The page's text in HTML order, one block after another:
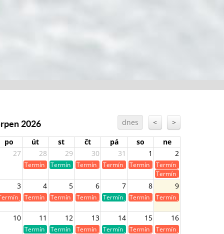
2026 dnes < >
po út st čt pá so
ne
27
28 29 30 31 1 2
Termín je již obsazen
Termín je volnýTermín je již obsazen
Termín je již obsazen
Termín je již obsazenTermín je již obsazen
Termín je již obsazen
3 4 5 6 7 8 9
je již obsazen
Termín je již obsazen
Termín je již obsazen
Termín je již obsazen
Termín je volnýTermín je již obsazenTermín je již obsazen
10 11 12 13 14 15 16
Termín je volnýTermín je volnýTermín je již obsazen
Termín je volnýTermín je již obsazenTermín je již obsazen